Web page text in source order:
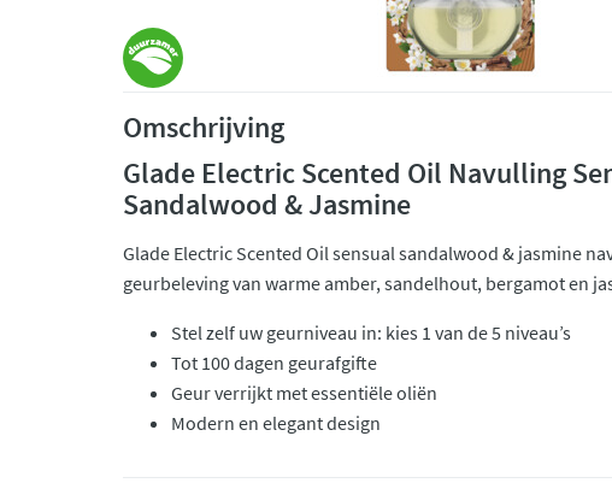
Omschrijving
Glade Electric Scented Oil Navulling
Sandalwood & Jasmine
Glade Electric Scented Oil sensual sandalwood & jasmine
geurbeleving van warme amber, sandelhout, bergamot en
Stel zelf uw geurniveau in: kies 1 van de 5 niveau’s
Tot 100 dagen geurafgifte
Geur verrijkt met essentiële oliën
Modern en elegant design